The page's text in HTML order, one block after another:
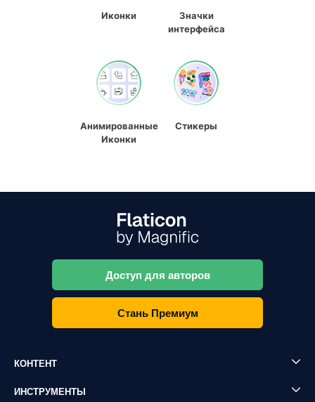
Иконки
Значки
интерфейса
Анимированные
Иконки
Стикеры
Доступ для авторов
Стань Премиум
КОНТЕНТ
ИНСТРУМЕНТЫ